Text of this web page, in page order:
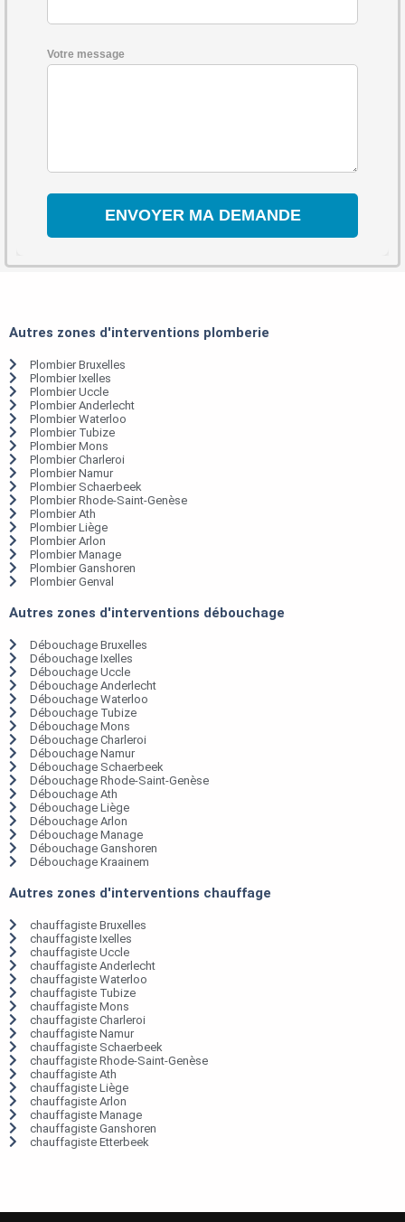
Votre message
Autres zones d'interventions plomberie
Plombier Bruxelles
Plombier Ixelles
Plombier Uccle
Plombier Anderlecht
Plombier Waterloo
Plombier Tubize
Plombier Mons
Plombier Charleroi
Plombier Namur
Plombier Schaerbeek
Plombier Rhode-Saint-Genèse
Plombier Ath
Plombier Liège
Plombier Arlon
Plombier Manage
Plombier Ganshoren
Plombier Genval
Autres zones d'interventions débouchage
Débouchage Bruxelles
Débouchage Ixelles
Débouchage Uccle
Débouchage Anderlecht
Débouchage Waterloo
Débouchage Tubize
Débouchage Mons
Débouchage Charleroi
Débouchage Namur
Débouchage Schaerbeek
Débouchage Rhode-Saint-Genèse
Débouchage Ath
Débouchage Liège
Débouchage Arlon
Débouchage Manage
Débouchage Ganshoren
Débouchage Kraainem
Autres zones d'interventions chauffage
chauffagiste Bruxelles
chauffagiste Ixelles
chauffagiste Uccle
chauffagiste Anderlecht
chauffagiste Waterloo
chauffagiste Tubize
chauffagiste Mons
chauffagiste Charleroi
chauffagiste Namur
chauffagiste Schaerbeek
chauffagiste Rhode-Saint-Genèse
chauffagiste Ath
chauffagiste Liège
chauffagiste Arlon
chauffagiste Manage
chauffagiste Ganshoren
chauffagiste Etterbeek